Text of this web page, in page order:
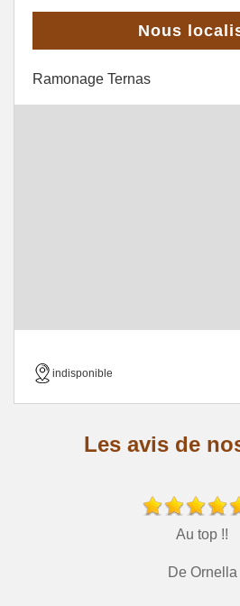
Nous
Ramonage Ternas
indisponible
Les avis de
Au top !!
De Ornella